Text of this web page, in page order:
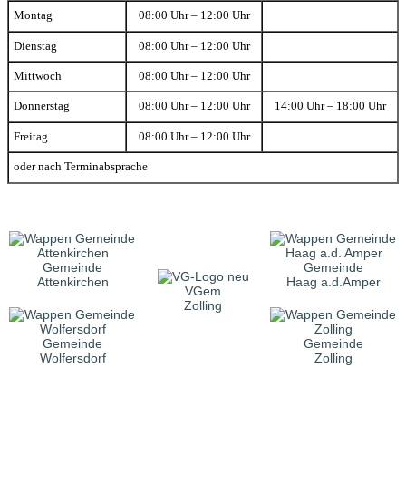
Montag 08:00 Uhr – 12:00 Uhr
Dienstag 08:00 Uhr – 12:00 Uhr
Mittwoch 08:00 Uhr – 12:00 Uhr
Donnerstag 08:00 Uhr – 12:00 Uhr 14:00 Uhr – 18:00 Uhr
Freitag 08:00 Uhr – 12:00 Uhr
oder nach Terminabsprache
Gemeinde
Attenkirchen
VGem
Zolling
Gemeinde
Haag a.d.Amper
Gemeinde
Wolfersdorf
Gemeinde
Zolling